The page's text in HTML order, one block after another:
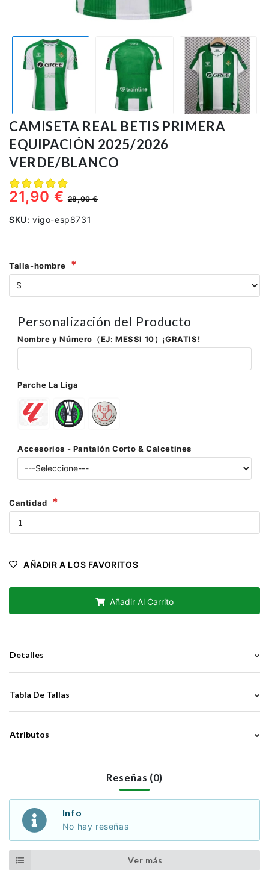
Jugadores
CAMISETA REAL BETIS PRIMERA
EQUIPACIÓN 2025/2026
VERDE/BLANCO
21,90 €28,00 €
SKU: vigo-esp8731
Talla-hombre
Personalización del Producto
Nombre y Número（EJ: MESSI 10）¡GRATIS!
Parche La Liga
Accesorios - Pantalón Corto & Calcetines
Cantidad
AÑADIR A LOS FAVORITOS
Añadir Al Carrito
Detalles
Tabla De Tallas
Atributos
Reseñas (0)
Info
No hay reseñas
Ver más